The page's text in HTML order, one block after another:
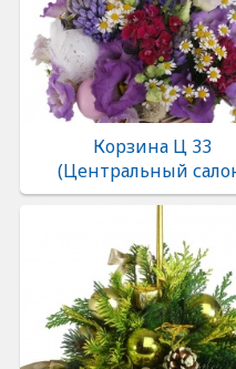
Корзина Ц 33
(Центральный